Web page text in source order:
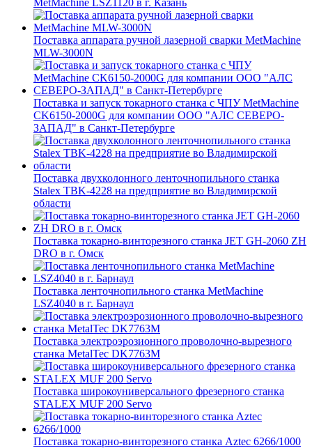
MetMachine LSZ1120 в г. Казань
Поставка аппарата ручной лазерной сварки MetMachine
MLW-3000N
Поставка и запуск токарного станка с ЧПУ MetMachine
CK6150-2000G для компании ООО "АЛС СЕВЕРО-
ЗАПАД" в Санкт-Петербурге
Поставка двухколонного ленточнопильного станка
Stalex TBK-4228 на предприятие во Владимирской
области
Поставка токарно-винторезного станка JET GH-2060 ZH
DRO в г. Омск
Поставка ленточнопильного станка MetMachine
LSZ4040 в г. Барнаул
Поставка электроэрозионного проволочно-вырезного
станка MetalTec DK7763M
Поставка широкоуниверсального фрезерного станка
STALEX MUF 200 Servo
Поставка токарно-винторезного станка Aztec 6266/1000